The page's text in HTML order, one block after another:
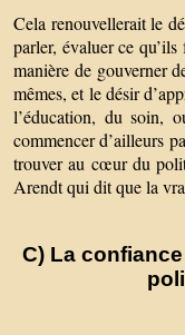
Cela renouvellerait le
parler, évaluer ce
manière de gouverner
mêmes, et le désir
l’éducation, du soin,
commencer d’ailleurs
trouver au cœur du
Arendt qui dit que la
C) La